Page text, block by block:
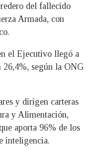
del fallecido
Armada, con
el Ejecutivo llegó a
26,4%, según la ONG
y dirigen carteras
y Alimentación,
aporta 96% de los
inteligencia.